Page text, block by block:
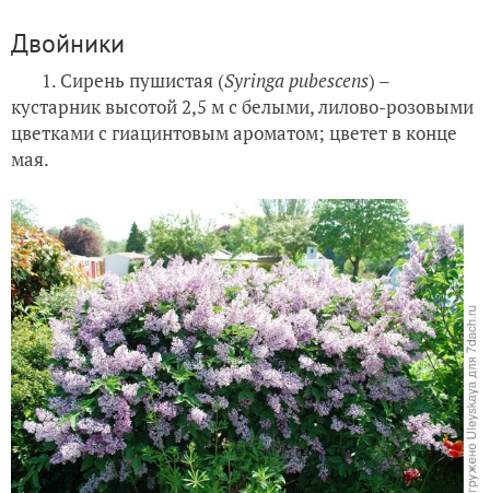
Двойники
1. Сирень пушистая (Syringa pubescens) –
кустарник высотой 2,5 м с белыми, лилово-розовыми
цветками с гиацинтовым ароматом; цветет в конце
мая.